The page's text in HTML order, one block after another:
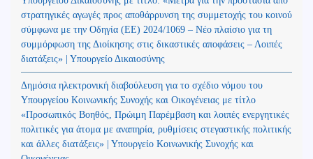
στρατηγικές αγωγές προς αποθάρρυνση της συμμετοχής του κοινού
σύμφωνα με την Οδηγία (ΕΕ) 2024/1069 – Νέο πλαίσιο για τη
συμμόρφωση της Διοίκησης στις δικαστικές αποφάσεις – Λοιπές
διατάξεις» | Υπουργείο Δικαιοσύνης
Δημόσια ηλεκτρονική διαβούλευση για το σχέδιο νόμου του
Υπουργείου Κοινωνικής Συνοχής και Οικογένειας με τίτλο
«Προσωπικός Βοηθός, Πρώιμη Παρέμβαση και λοιπές ενεργητικές
πολιτικές για άτομα με αναπηρία, ρυθμίσεις στεγαστικής πολιτικής
και άλλες διατάξεις» | Υπουργείο Κοινωνικής Συνοχής και